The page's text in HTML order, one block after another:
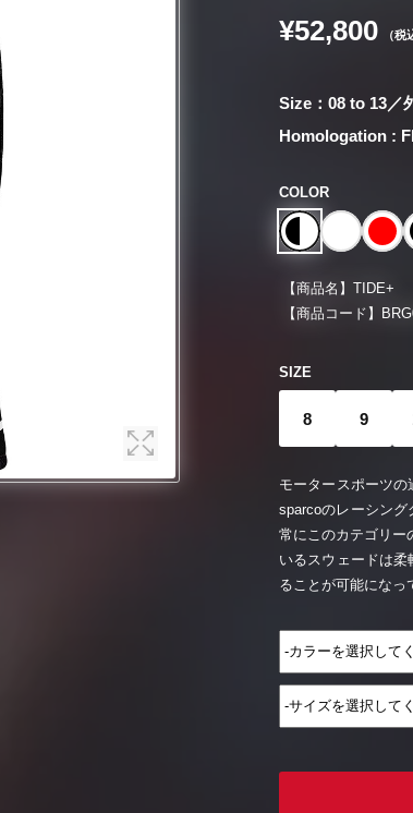
¥52,800 （税
Size：08 to 13／
Homologation :
COLOR
【商品名】TIDE+
【商品コード】
SIZE
8 9
モータースポーツ
sparcoのレーシン
常にこのカテゴリー
いるスウェードは
ることが可能になっ